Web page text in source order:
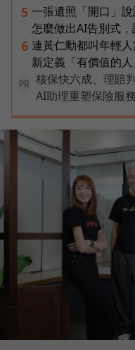
5 一張遺照「開口」
怎麼做出AI告別式
6 連黃仁勳都叫年輕
新定義「有價值的
PR
核保快六成、理賠
AI助理重塑保險服